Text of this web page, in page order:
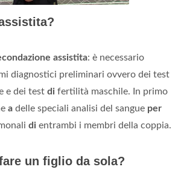
assistita: è necessario
diagnostici preliminari ovvero dei test
e dei test di fertilità maschile. In primo
a delle speciali analisi del sangue per
di entrambi i membri della coppia.
un figlio da sola?